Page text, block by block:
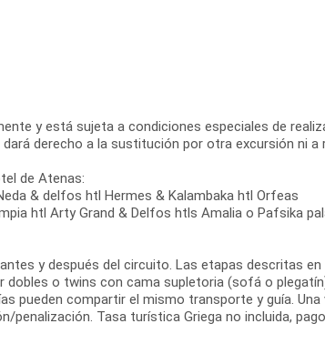
y está sujeta a condiciones especiales de
derecho a la sustitución por otra excursión ni a
de Atenas:
& delfos htl Hermes & Kalambaka htl Orfeas
htl Arty Grand & Delfos htls Amalia o Pafsika
y después del circuito. Las etapas descritas
o twins con cama supletoria (sofá o
pueden compartir el mismo transporte y guía.
Tasa turística Griega no incluida,